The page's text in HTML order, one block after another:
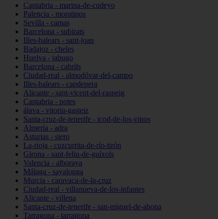
Cantabria - marina-de-cudeyo
Palencia - moratinos
Sevilla - camas
Barcelona - subirats
Illes-balears - sant-joan
Badajoz - cheles
Huelva - jabugo
Barcelona - cabrils
Ciudad-real - almodóvar-del-campo
Illes-balears - capdepera
Alicante - sant-vicent-del-raspeig
Cantabria - potes
álava - vitoria-gasteiz
Santa-cruz-de-tenerife - icod-de-los-vinos
Almería - adra
Asturias - siero
La-rioja - cuzcurrita-de-río-tirón
Girona - sant-feliu-de-guíxols
Valencia - alboraya
Málaga - sayalonga
Murcia - caravaca-de-la-cruz
Ciudad-real - villanueva-de-los-infantes
Alicante - villena
Santa-cruz-de-tenerife - san-miguel-de-abona
Tarragona - tarragona